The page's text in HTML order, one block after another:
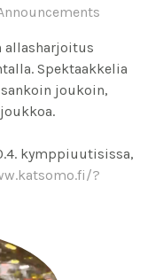
allasharjoitus
Spektaakkelia
joukoin,
kymppiuutisissa,
?